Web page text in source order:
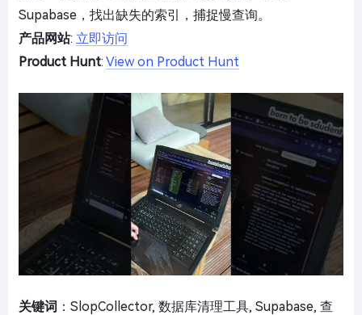
Supabase，找出缺失的索引，捕捉慢查询。
产品网站: 立即访问
Product Hunt: View on Product Hunt
关键词 ：SlopCollector, 数据库清理工具, Supabase, 查